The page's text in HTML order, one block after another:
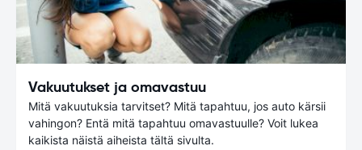
Vakuutukset ja omavastuu
Mitä vakuutuksia tarvitset? Mitä tapahtuu, jos auto kärsii
vahingon? Entä mitä tapahtuu omavastuulle? Voit lukea
kaikista näistä aiheista tältä sivulta.